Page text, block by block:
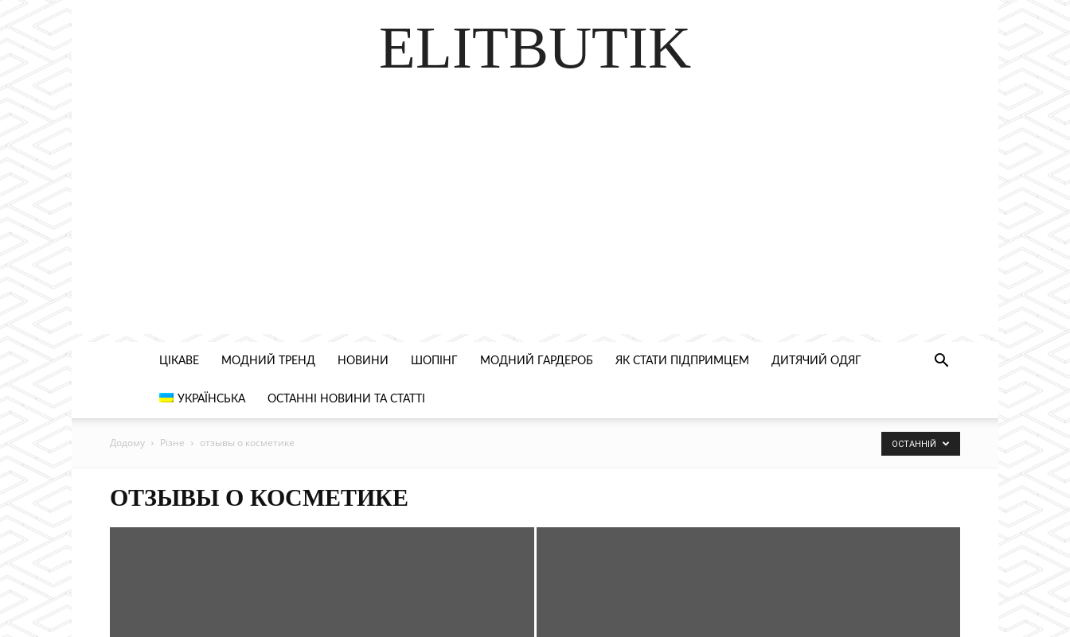
ELITBUTIK
ЦІКАВЕ МОДНИЙ ТРЕНД НОВИНИ ШОПІНГ МОДНИЙ ГАРДЕРОБ ЯК СТАТИ ПІДПРИМЦЕМ ДИТЯЧИЙ ОДЯГ
УКРАЇНСЬКА ОСТАННІ НОВИНИ ТА СТАТТІ
Додому Різне отзывы о косметике ОСТАННІЙ
ОТЗЫВЫ О КОСМЕТИКЕ